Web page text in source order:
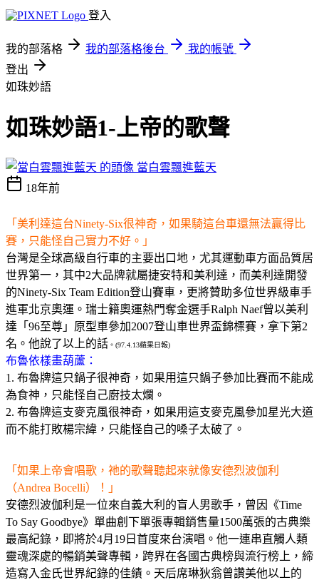
登入
我的部落格 我的部落格後台
我的帳號
登出
如珠妙語
如珠妙語1-上帝的歌聲
當白雲飄進藍天
18年前
「美利達這台Ninety-Six很神奇，如果騎這台車還無法贏得比
賽，只能怪自己實力不好。」
台灣是全球高級自行車的主要出口地，尤其運動車方面品質居
世界第一，其中2大品牌就屬捷安特和美利達，而美利達開發
的Ninety-Six Team Edition登山賽車，更將贊助多位世界級車手
進軍北京奧運。瑞士籍奧運熱門奪金選手Ralph Naef曾以美利
達「96至尊」原型車參加2007登山車世界盃錦標賽，拿下第2
名。他說了以上的話 。(97.4.13蘋果日報)
布魯依樣畫葫蘆：
1. 布魯牌這只鍋子很神奇，如果用這只鍋子參加比賽而不能成
為食神，只能怪自己廚技太爛。
2. 布魯牌這支麥克風很神奇，如果用這支麥克風參加星光大道
而不能打敗楊宗緯，只能怪自己的嗓子太破了。
「如果上帝會唱歌，祂的歌聲聽起來就像安德烈波伽利
（Andrea Bocelli）！」
安德烈波伽利是一位來自義大利的盲人男歌手，曾因《Time
To Say Goodbye》單曲創下單張專輯銷售量1500萬張的古典樂
最高紀錄，即將於4月19日首度來台演唱。他一連串直觸人類
靈魂深處的暢銷美聲專輯，跨界在各國古典榜與流行榜上，締
造寫入金氏世界紀錄的佳績。天后席琳狄翁曾讚美他以上的